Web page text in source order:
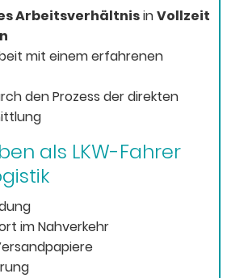
ArbeitsverhältnisinVollzeit
mit einem erfahrenen
den Prozess der direkten
als LKW-Fahrer
im Nahverkehr